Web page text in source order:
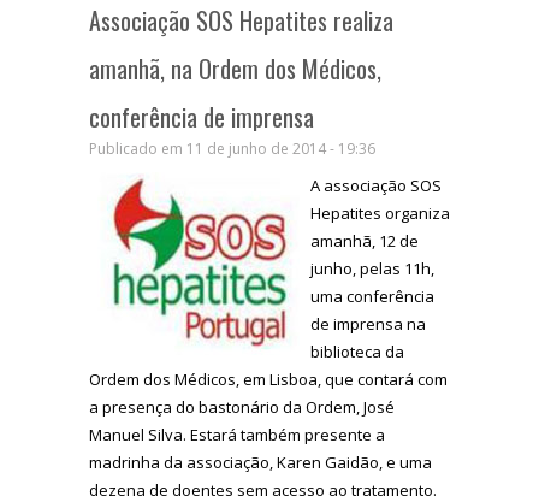
Associação SOS Hepatites realiza
amanhã, na Ordem dos Médicos,
conferência de imprensa
Publicado em 11 de junho de 2014 - 19:36
A associação SOS
Hepatites organiza
amanhã, 12 de
junho, pelas 11h,
uma conferência
de imprensa na
biblioteca da
Ordem dos Médicos, em Lisboa, que contará com
a presença do bastonário da Ordem, José
Manuel Silva. Estará também presente a
madrinha da associação, Karen Gaidão, e uma
dezena de doentes sem acesso ao tratamento.